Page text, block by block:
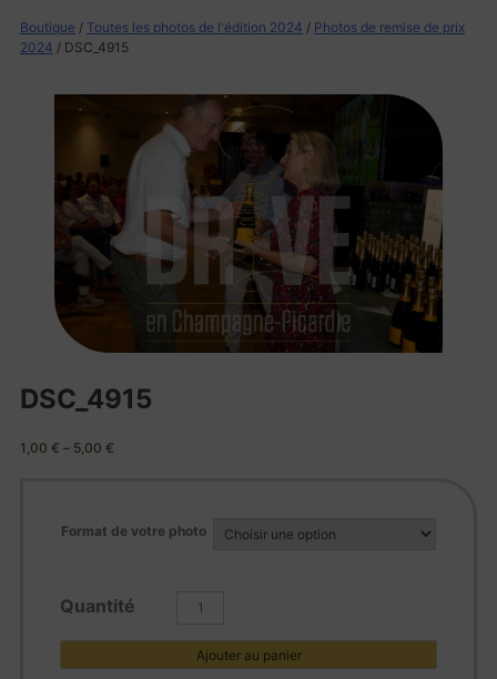
Boutique / Toutes les photos de l'édition 2024 / Photos de remise de prix
2024 / DSC_4915
DSC_4915
1,00 € – 5,00 €
Format de votre photo
quantité
DSC_4915
Ajouter au panier